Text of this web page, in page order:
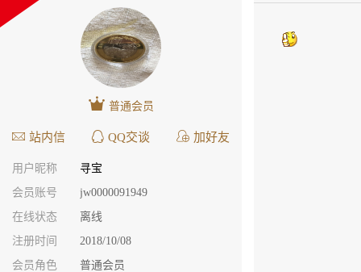
普通会员
站内信 QQ交谈 加好友
用户昵称
寻宝
会员账号
jw0000091949
在线状态
离线
注册时间
2018/10/08
会员角色
普通会员